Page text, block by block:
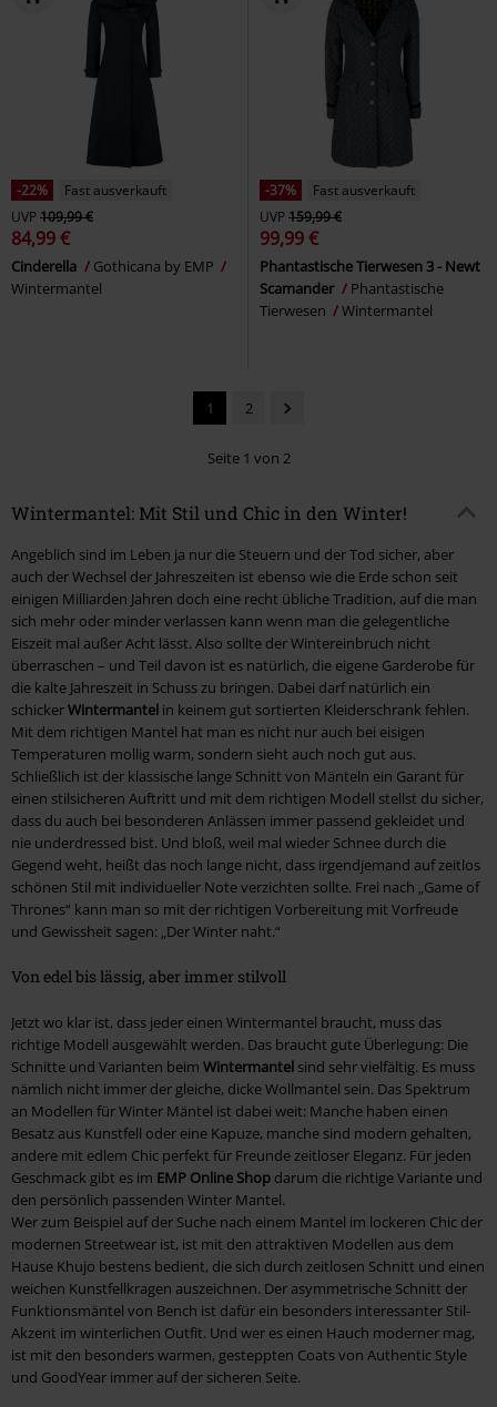
-22%
Fast ausverkauft
UVP109,99 €
84,99 €
Cinderella
Gothicana by EMP
Wintermantel
-37%
Fast ausverkauft
UVP159,99 €
99,99 €
Phantastische Tierwesen 3 - Newt
Scamander
Phantastische
Tierwesen
Wintermantel
1 2
Seite 1 von 2
Wintermantel: Mit Stil und Chic in den Winter!
Angeblich sind im Leben ja nur die Steuern und der Tod sicher, aber
auch der Wechsel der Jahreszeiten ist ebenso wie die Erde schon seit
einigen Milliarden Jahren doch eine recht übliche Tradition, auf die man
sich mehr oder minder verlassen kann wenn man die gelegentliche
Eiszeit mal außer Acht lässt. Also sollte der Wintereinbruch nicht
überraschen – und Teil davon ist es natürlich, die eigene Garderobe für
die kalte Jahreszeit in Schuss zu bringen. Dabei darf natürlich ein
schickerWintermantel in keinem gut sortierten Kleiderschrank fehlen.
Mit dem richtigen Mantel hat man es nicht nur auch bei eisigen
Temperaturen mollig warm, sondern sieht auch noch gut aus.
Schließlich ist der klassische lange Schnitt von Mänteln ein Garant für
einen stilsicheren Auftritt und mit dem richtigen Modell stellst du sicher,
dass du auch bei besonderen Anlässen immer passend gekleidet und
nie underdressed bist. Und bloß, weil mal wieder Schnee durch die
Gegend weht, heißt das noch lange nicht, dass irgendjemand auf zeitlos
schönen Stil mit individueller Note verzichten sollte. Frei nach „Game of
Thrones“ kann man so mit der richtigen Vorbereitung mit Vorfreude
und Gewissheit sagen: „Der Winter naht.“
Von edel bis lässig, aber immer stilvoll
Jetzt wo klar ist, dass jeder einen Wintermantel braucht, muss das
richtige Modell ausgewählt werden. Das braucht gute Überlegung: Die
Schnitte und Varianten beim Wintermantel sind sehr vielfältig. Es muss
nämlich nicht immer der gleiche, dicke Wollmantel sein. Das Spektrum
an Modellen für Winter Mäntel ist dabei weit: Manche haben einen
Besatz aus Kunstfell oder eine Kapuze, manche sind modern gehalten,
andere mit edlem Chic perfekt für Freunde zeitloser Eleganz. Für jeden
Geschmack gibt es im EMP Online Shop darum die richtige Variante und
den persönlich passenden Winter Mantel.
Wer zum Beispiel auf der Suche nach einem Mantel im lockeren Chic der
modernen Streetwear ist, ist mit den attraktiven Modellen aus dem
Hause Khujo bestens bedient, die sich durch zeitlosen Schnitt und einen
weichen Kunstfellkragen auszeichnen. Der asymmetrische Schnitt der
Funktionsmäntel von Bench ist dafür ein besonders interessanter Stil-
Akzent im winterlichen Outfit. Und wer es einen Hauch moderner mag,
ist mit den besonders warmen, gesteppten Coats von Authentic Style
und GoodYear immer auf der sicheren Seite.